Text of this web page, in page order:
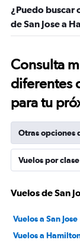
¿Puedo buscar
de San Jose a
Consulta
diferentes
para tu
Otras opciones
Vuelos por clase
Vuelos de San
Vuelos a San Jose
Vuelos a